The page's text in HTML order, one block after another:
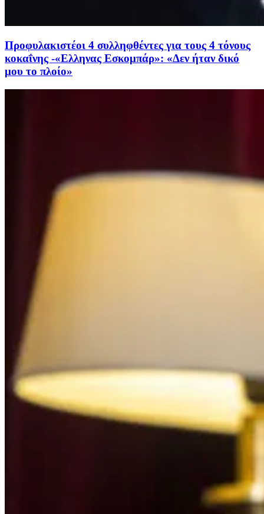
Προφυλακιστέοι 4 συλληφθέντες για τους 4 τόνους
κοκαΐνης -«Ελληνας Εσκομπάρ»: «Δεν ήταν δικό
μου το πλοίο»